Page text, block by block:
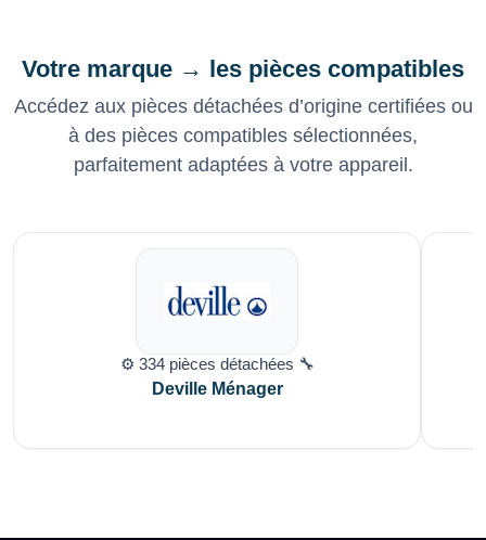
Votre marque → les pièces compatibles
Accédez aux pièces détachées d’origine certifiées ou
à des pièces compatibles sélectionnées,
parfaitement adaptées à votre appareil.
⚙️ 334 pièces détachées 🔧
Deville Ménager